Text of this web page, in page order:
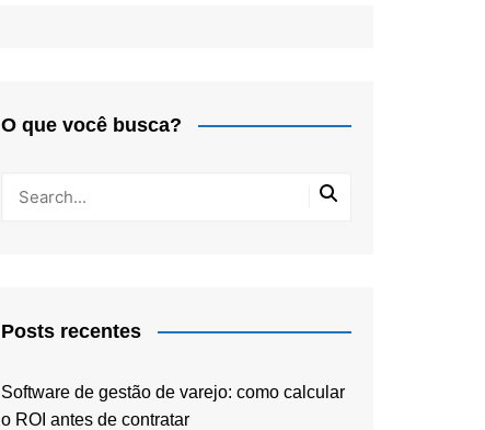
O que você busca?
Posts recentes
Software de gestão de varejo: como calcular
o ROI antes de contratar